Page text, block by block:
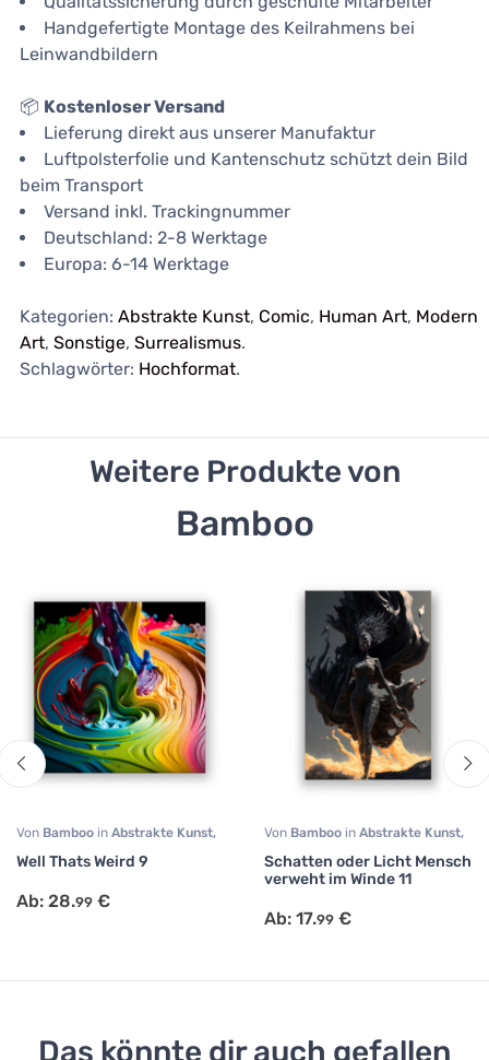
Handgefertigte Montage des Keilrahmens bei
Leinwandbildern
📦 Kostenloser Versand
Lieferung direkt aus unserer Manufaktur
Luftpolsterfolie und Kantenschutz schützt dein Bild
beim Transport
Versand inkl. Trackingnummer
Deutschland: 2-8 Werktage
Europa: 6-14 Werktage
Kategorien:Abstrakte Kunst, Comic, Human Art, Modern
Art,Sonstige,Surrealismus.
Schlagwörter: Hochformat.
Weitere Produkte von
Bamboo
Von Bamboo in Abstrakte Kunst,
Well Thats Weird 9
Ab: 28.99 €
Von Bamboo in Abstrakte Kunst,
Portrait
Surrealismus
Schatten oder Licht Mensch
verweht im Winde 11
Ab: 17.99 €
Das könnte dir auch gefallen